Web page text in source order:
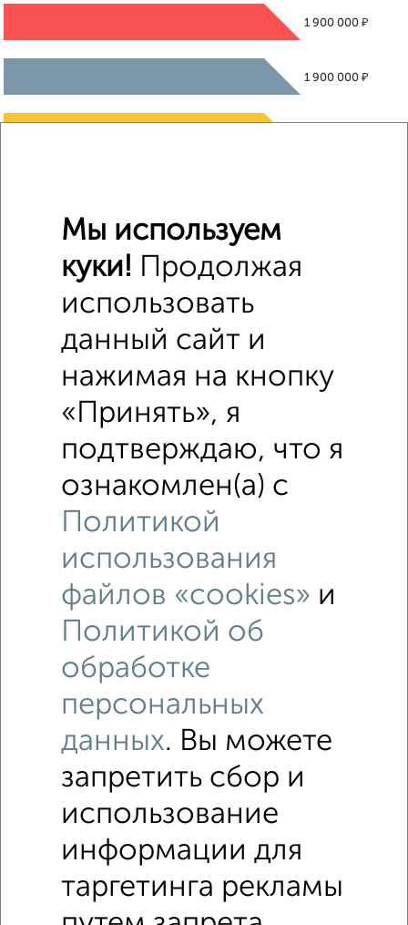
1 900 000 ₽
1 900 000 ₽
Средняя цена по городу
Похожие предложения рядом
Рядом, с меньшей ценой
Недалеко от Горького 2А с ценой ниже
Комнаты в 3-к квартире
Поиск по схожим параметрам:
не первый этаж в малоэтажном доме
Мы используем
куки! Продолжая
использовать
данный сайт и
нажимая на кнопку
«Принять», я
подтверждаю, что я
ознакомлен(а) с
Политикой
использования
файлов «cookies» и
Политикой об
обработке
персональных
данных. Вы можете
запретить сбор и
использование
информации для
таргетинга рекламы